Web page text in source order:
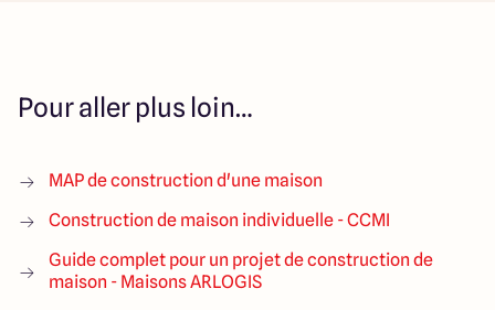
Pour aller plus loin…
MAP de construction d'une maison
Construction de maison individuelle - CCMI
Guide complet pour un projet de construction de
maison - Maisons ARLOGIS